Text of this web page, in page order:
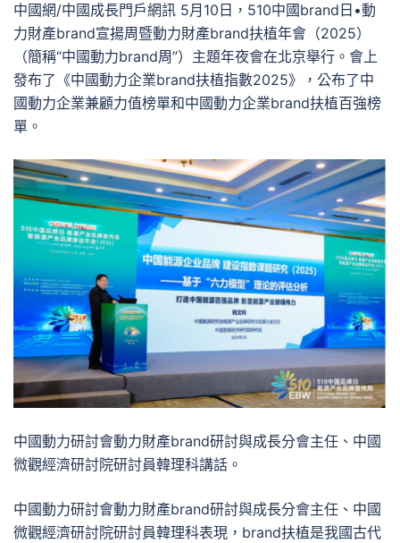
中國網/中國成長門戶網訊 5月10日，510中國brand日•動
力財產brand宣揚周暨動力財產brand扶植年會（2025）
（簡稱“中國動力brand周”）主題年夜會在北京舉行。會上
發布了《中國動力企業brand扶植指數2025》，公布了中
國動力企業兼顧力值榜單和中國動力企業brand扶植百強榜
單。
中國動力研討會動力財產brand研討與成長分會主任、中國
微觀經濟研討院研討員韓理科講話。
中國動力研討會動力財產brand研討與成長分會主任、中國
微觀經濟研討院研討員韓理科表現，brand扶植是我國古代